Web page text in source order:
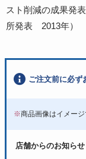
スト削減の成果発
所発表 2013年）
ご注文前に必ず
※商品画像はイメージ
店舗からのお知らせ